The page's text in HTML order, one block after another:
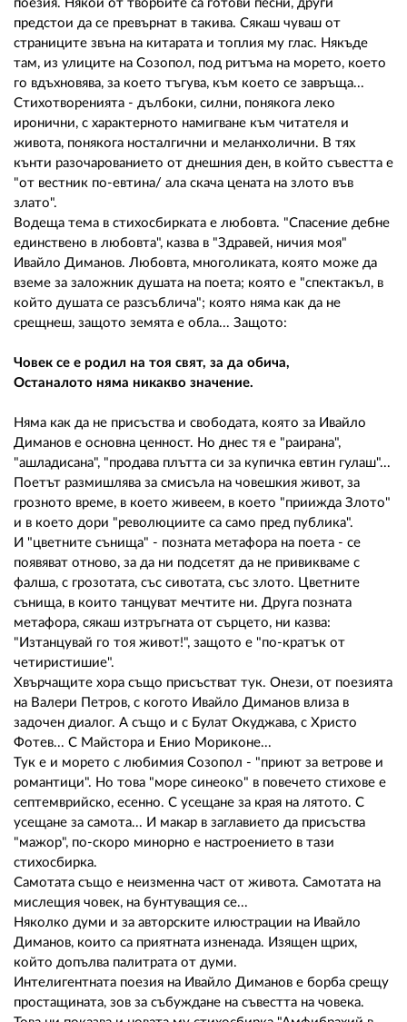
поезия. Някои от творбите са готови песни, други
предстои да се превърнат в такива. Сякаш чуваш от
страниците звъна на китарата и топлия му глас. Някъде
там, из улиците на Созопол, под ритъма на морето, което
го вдъхновява, за което тъгува, към което се завръща...
Стихотворенията - дълбоки, силни, понякога леко
иронични, с характерното намигване към читателя и
живота, понякога носталгични и меланхолични. В тях
кънти разочарованието от днешния ден, в който съвестта е
"от вестник по-евтина/ ала скача цената на злото във
злато".
Водеща тема в стихосбирката е любовта. "Спасение дебне
единствено в любовта", казва в "Здравей, ничия моя"
Ивайло Диманов. Любовта, многоликата, която може да
вземе за заложник душата на поета; която е "спектакъл, в
който душата се разсъблича"; която няма как да не
срещнеш, защото земята е обла... Защото:
Човек се е родил на тоя свят, за да обича,
Останалото няма никакво значение.
Няма как да не присъства и свободата, която за Ивайло
Диманов е основна ценност. Но днес тя е "раирана",
"ашладисана", "продава плътта си за купичка евтин гулаш"...
Поетът размишлява за смисъла на човешкия живот, за
грозното време, в което живеем, в което "приижда Злото"
и в което дори "революциите са само пред публика".
И "цветните сънища" - позната метафора на поета - се
появяват отново, за да ни подсетят да не привикваме с
фалша, с грозотата, със сивотата, със злото. Цветните
сънища, в които танцуват мечтите ни. Друга позната
метафора, сякаш изтръгната от сърцето, ни казва:
"Изтанцувай го тоя живот!", защото е "по-кратък от
четиристишие".
Хвърчащите хора също присъстват тук. Онези, от поезията
на Валери Петров, с когото Ивайло Диманов влиза в
задочен диалог. А също и с Булат Окуджава, с Христо
Фотев... С Майстора и Енио Мориконе...
Тук е и морето с любимия Созопол - "приют за ветрове и
романтици". Но това "море синеоко" в повечето стихове е
септемврийско, есенно. С усещане за края на лятото. С
усещане за самота... И макар в заглавието да присъства
"мажор", по-скоро минорно е настроението в тази
стихосбирка.
Самотата също е неизменна част от живота. Самотата на
мислещия човек, на бунтуващия се...
Няколко думи и за авторските илюстрации на Ивайло
Диманов, които са приятната изненада. Изящен щрих,
който допълва палитрата от думи.
Интелигентната поезия на Ивайло Диманов е борба срещу
простащината, зов за събуждане на съвестта на човека.